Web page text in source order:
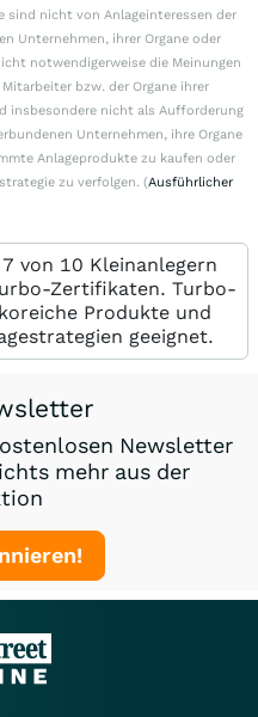
nicht von Anlageinteressen der
Unternehmen, ihrer Organe oder
notwendigerweise die Meinungen
bzw. der Organe ihrer
insbesondere nicht als Aufforderung
Unternehmen, ihre Organe
Anlageprodukte zu kaufen oder
zu verfolgen. (Ausführlicher
von 10 Kleinanlegern
Zertifikaten. Turbo-
Produkte und
geeignet.
Newsletter
mehr aus der